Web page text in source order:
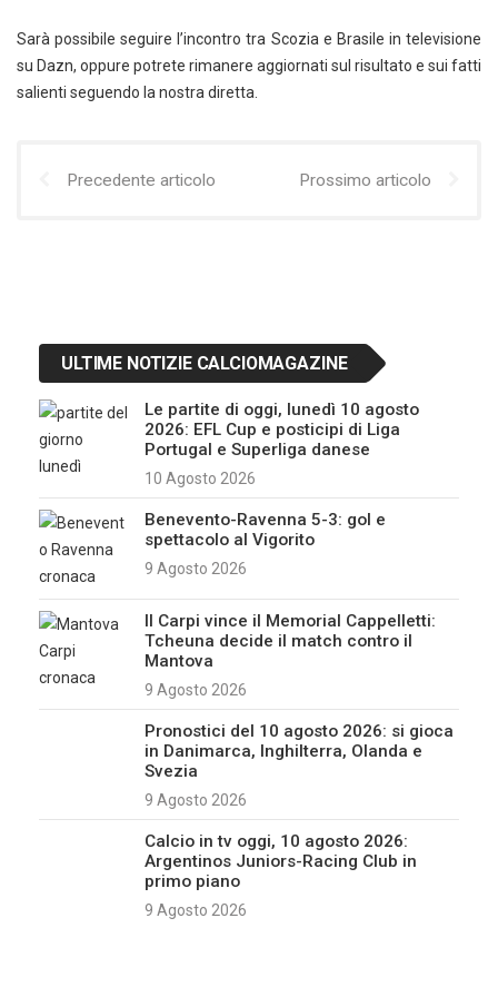
Sarà possibile seguire l’incontro tra Scozia e Brasile in televisione
su Dazn, oppure potrete rimanere aggiornati sul risultato e sui fatti
salienti seguendo la nostra diretta.
Precedente articolo Prossimo articolo
ULTIME NOTIZIE CALCIOMAGAZINE
Le partite di oggi, lunedì 10 agosto
2026: EFL Cup e posticipi di Liga
Portugal e Superliga danese
10 Agosto 2026
Benevento-Ravenna 5-3: gol e
spettacolo al Vigorito
9 Agosto 2026
Il Carpi vince il Memorial Cappelletti:
Tcheuna decide il match contro il
Mantova
9 Agosto 2026
Pronostici del 10 agosto 2026: si gioca
in Danimarca, Inghilterra, Olanda e
Svezia
9 Agosto 2026
Calcio in tv oggi, 10 agosto 2026:
Argentinos Juniors-Racing Club in
primo piano
9 Agosto 2026